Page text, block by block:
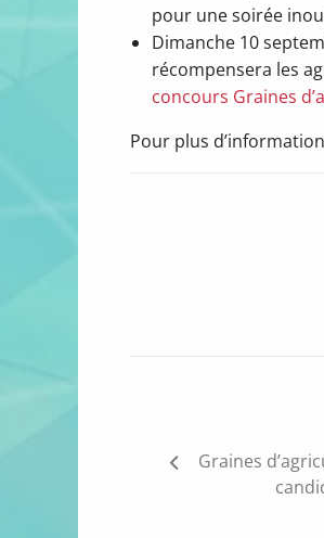
pour une soirée
Dimanche 10
récompensera les
concours Graines
Pour plus
Navigation
Graines